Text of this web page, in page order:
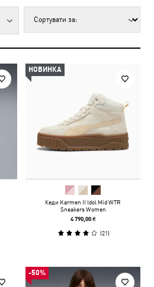
НОВИНКА
Кеди Karmen II Idol Mid WTR
Sneakers Women
4 790,00 ₴
(21)
-50%